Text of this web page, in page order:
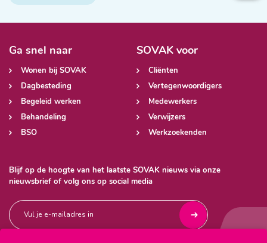
Blijf op de hoogte van het laatste SOVAK nieuws via onze
nieuwsbrief of volg ons op social media
Ga snel naar
Wonen bij SOVAK
Dagbesteding
Begeleid werken
Behandeling
BSO
SOVAK voor
Cliënten
Vertegenwoordigers
Medewerkers
Verwijzers
Werkzoekenden